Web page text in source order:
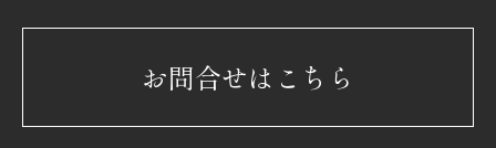
お問合せはこちら